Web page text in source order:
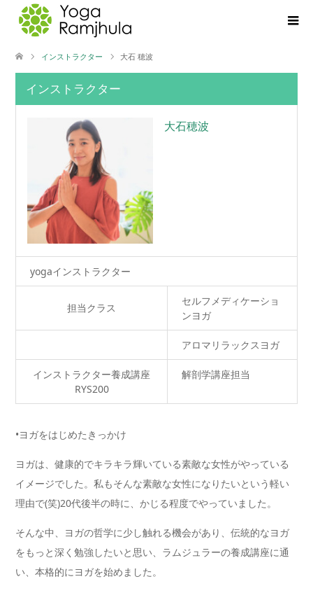
インストラクター 大石 穂波
インストラクター
大石穂波
yogaインストラクター
担当クラス
セルフメディケーショ
ンヨガ
アロマリラックスヨガ
インストラクター養成講座
RYS200
解剖学講座担当
•ヨガをはじめたきっかけ
ヨガは、健康的でキラキラ輝いている素敵な女性がやっている
イメージでした。私もそんな素敵な女性になりたいという軽い
理由で(笑)20代後半の時に、かじる程度でやっていました。
そんな中、ヨガの哲学に少し触れる機会があり、伝統的なヨガ
をもっと深く勉強したいと思い、ラムジュラーの養成講座に通
い、本格的にヨガを始めました。